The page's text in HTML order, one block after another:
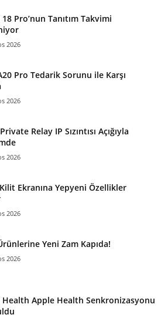
Pro’nun Tanıtım Takvimi
2026
Pro Tedarik Sorunu ile Karşı
2026
Relay IP Sızıntısı Açığıyla
2026
Ekranına Yepyeni Özellikler
2026
Yeni Zam Kapıda!
2026
Health Apple Health Senkronizasyonu